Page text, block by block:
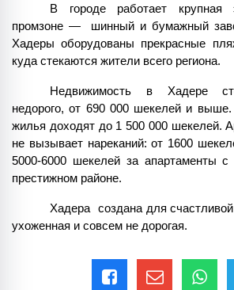
В городе работает крупная
промзоне —  шинный и бумажный
Хадеры оборудованы прекрасные
куда стекаются жители всего региона.
Недвижимость в Хадере
недорого, от 690 000 шекелей и
жилья доходят до 1 500 000 шекелей.
не вызывает нареканий: от 1600
5000-6000 шекелей за апартаменты
престижном районе.
Хадера  создана для
ухоженная и совсем не дорогая.